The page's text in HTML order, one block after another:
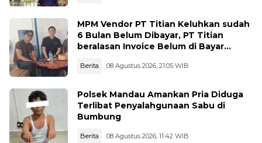
MPM Vendor PT Titian Keluhkan sudah
6 Bulan Belum Dibayar, PT Titian
beralasan Invoice Belum di Bayar
Berita 08 Agustus 2026, 21:05 WIB
Polsek Mandau Amankan Pria Diduga
Terlibat Penyalahgunaan Sabu di
Bumbung
Berita 08 Agustus 2026, 11:42 WIB